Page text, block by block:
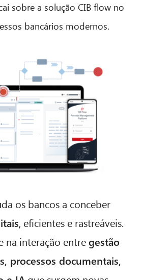
sobre a solução CIB flow no
bancários modernos.
os bancos a conceber
, eficientes e rastreáveis.
na interação entregestão
processos documentais,